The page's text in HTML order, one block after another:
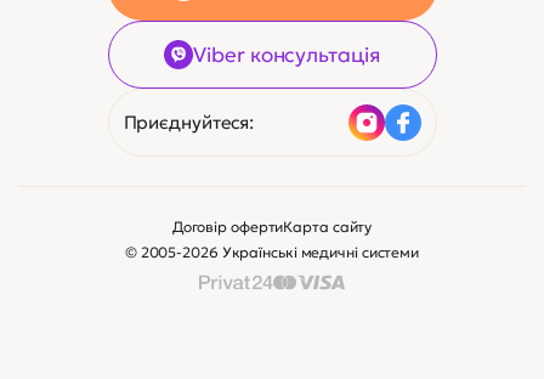
Viber консультація
Приєднуйтеся:
© 2005-2026 Українські медичні системи
Договір офертиКарта сайту